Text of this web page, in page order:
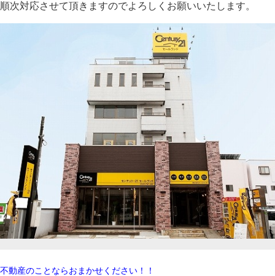
順次対応させて頂きますのでよろしくお願いいたします。
不動産のことならおまかせください！！